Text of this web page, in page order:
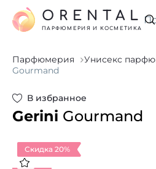
ORENTAL
ПАРФЮМЕРИЯ И КОСМЕТИКА
Парфюмерия Унисекс
Gourmand
В избранное
Gerini Gourmand
Скидка 20%